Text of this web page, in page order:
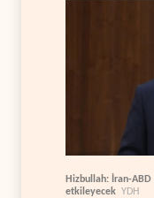
Hizbullah: İran-ABD
etkileyecek YDH